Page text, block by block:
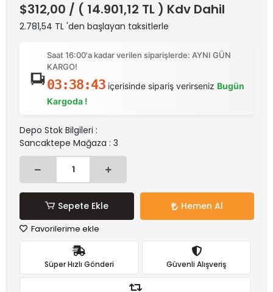
$312,00 / ( 14.901,12 TL ) Kdv Dahil
2.781,54 TL 'den başlayan taksitlerle
Saat 16:00'a kadar verilen siparişlerde: AYNI GÜN
KARGO!
03:38:43içerisinde sipariş verirseniz Bugün
Kargoda !
Depo Stok Bilgileri :
Sancaktepe Mağaza : 3
Sepete Ekle Hemen Al
Favorilerime ekle
Süper Hızlı Gönderi Güvenli Alışveriş